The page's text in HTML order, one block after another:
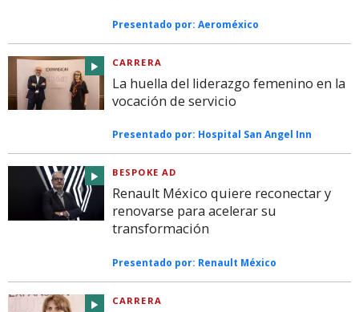
Presentado por: Aeroméxico
CARRERA
La huella del liderazgo femenino en la
vocación de servicio
Presentado por: Hospital San Angel Inn
BESPOKE AD
Renault México quiere reconectar y
renovarse para acelerar su
transformación
Presentado por: Renault México
CARRERA